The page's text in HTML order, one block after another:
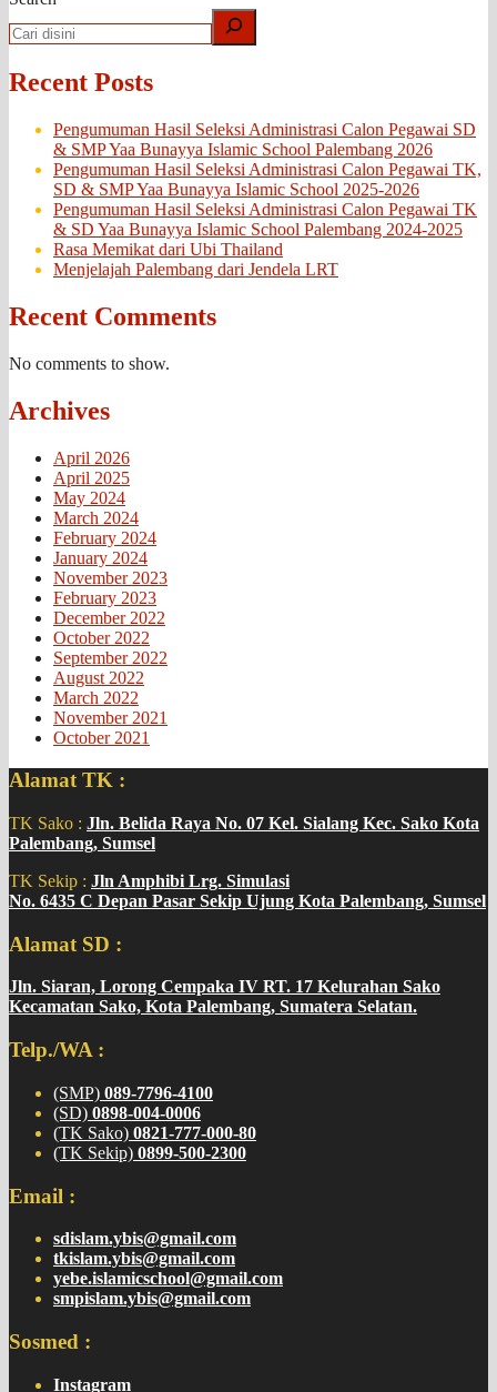
Recent Posts
Pengumuman Hasil Seleksi Administrasi Calon Pegawai SD
& SMP Yaa Bunayya Islamic School Palembang 2026
Pengumuman Hasil Seleksi Administrasi Calon Pegawai TK,
SD & SMP Yaa Bunayya Islamic School 2025-2026
Pengumuman Hasil Seleksi Administrasi Calon Pegawai TK
& SD Yaa Bunayya Islamic School Palembang 2024-2025
Rasa Memikat dari Ubi Thailand
Menjelajah Palembang dari Jendela LRT
Recent Comments
No comments to show.
Archives
April 2026
April 2025
May 2024
March 2024
February 2024
January 2024
November 2023
February 2023
December 2022
October 2022
September 2022
August 2022
March 2022
November 2021
October 2021
Alamat TK :
TK Sako : Jln. Belida Raya No. 07 Kel. Sialang Kec. Sako Kota
Palembang, Sumsel
TK Sekip : Jln Amphibi Lrg. Simulasi
No. 6435 C Depan Pasar Sekip Ujung Kota Palembang, Sumsel
Alamat SD :
Jln. Siaran, Lorong Cempaka IV RT. 17 Kelurahan Sako
Kecamatan Sako, Kota Palembang, Sumatera Selatan.
Telp./WA :
(SMP) 089-7796-4100
(SD) 0898-004-0006
(TK Sako) 0821-777-000-80
(TK Sekip) 0899-500-2300
Email :
sdislam.ybis@gmail.com
tkislam.ybis@gmail.com
yebe.islamicschool@gmail.com
smpislam.ybis@gmail.com
Sosmed :
Instagram